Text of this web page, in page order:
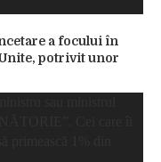
a focului în
potrivit unor